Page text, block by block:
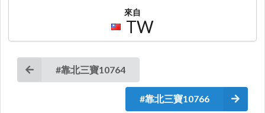
來自
TW
#靠北三寶10764
#靠北三寶10766